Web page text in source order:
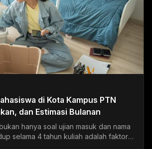
di Kota Kampus PTN
dan Estimasi Bulanan
hanya soal ujian masuk dan nama
selama 4 tahun kuliah adalah faktor